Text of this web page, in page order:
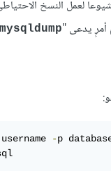
لعمل النسخ
mysqldump
-p